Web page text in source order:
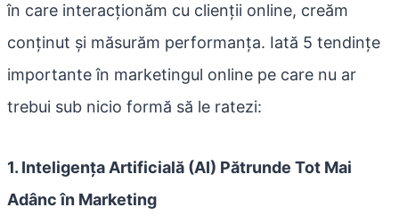
în care interacționăm cu clienții online, creăm
conținut și măsurăm performanța. Iată 5 tendințe
importante în marketingul online pe care nu ar
trebui sub nicio formă să le ratezi:
1. Inteligența Artificială (AI) Pătrunde Tot Mai
Adânc în Marketing